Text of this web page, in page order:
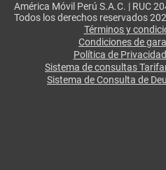
América Móvil Perú S.A.C. | RUC
Todos los derechos reservados
Términos y
Condiciones de
Política de Privacidad
Sistema de consultas
Sistema de Consulta de